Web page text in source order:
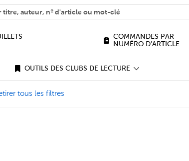
find?
COMMANDES PAR
NUMÉRO D’ARTICLE
OUTILS DES CLUBS DE LECTURE
Meilleurs livres Filter
tous les filtres